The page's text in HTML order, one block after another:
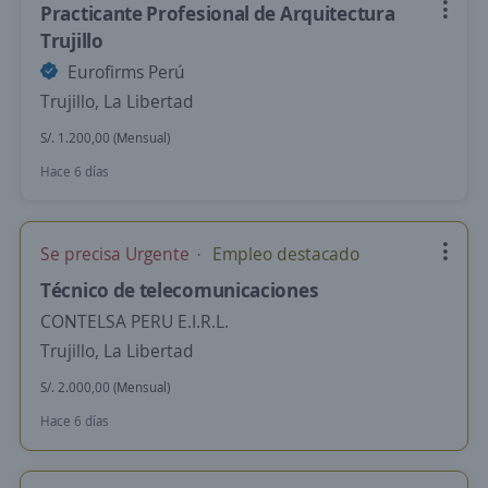
Practicante Profesional de Arquitectura
Trujillo
Eurofirms Perú
Trujillo, La Libertad
S/. 1.200,00 (Mensual)
Hace 6 días
Se precisa Urgente Empleo destacado
Técnico de telecomunicaciones
CONTELSA PERU E.I.R.L.
Trujillo, La Libertad
S/. 2.000,00 (Mensual)
Hace 6 días